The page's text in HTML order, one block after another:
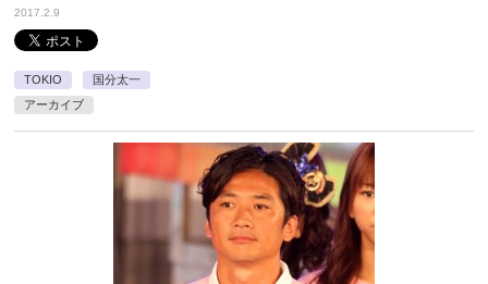
2017.2.9
TOKIO
国分太一
アーカイブ